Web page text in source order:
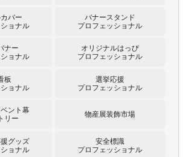
バー
ョナル
バナースタンド
プロフェッショナル
ナー
ョナル
オリジナルはっぴ
プロフェッショナル
板
ョナル
選挙応援
プロフェッショナル
ント幕
リー
物産展装飾市場
グッズ
ョナル
安全標識
プロフェッショナル